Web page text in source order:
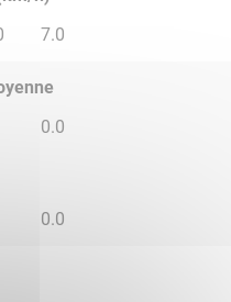
7.0
0.0
0.0